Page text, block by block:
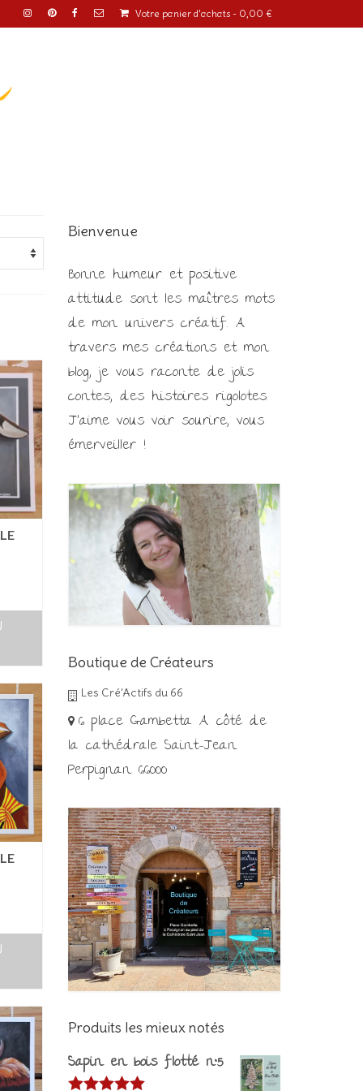
Votre panier d'achats - 0,00 €
Bienvenue
Bonne humeur et positive
attitude sont les maîtres mots
de mon univers créatif. A
travers mes créations et mon
blog, je vous raconte de jolis
contes, des histoires rigolotes.
J'aime vous voir sourire, vous
émerveiller !
Boutique de Créateurs
Les Cré'Actifs du 66
6 place Gambetta A côté de
la cathédrale Saint-Jean
Perpignan 66000
Produits les mieux notés
Sapin en bois flotté n°5